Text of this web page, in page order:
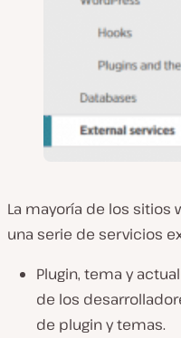
La mayoría de los sitios
una serie de servicios
Plugin, tema y
de los
de plugin y temas.